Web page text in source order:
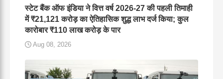
स्टेट बैंक ऑफ इंडिया ने वित्त वर्ष 2026-27 की पहली तिमाही
में ₹21,121 करोड़ का ऐतिहासिक शुद्ध लाभ दर्ज किया; कुल
कारोबार ₹110 लाख करोड़ के पार
Aug 08, 2026